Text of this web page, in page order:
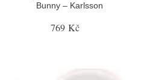
Bunny – Karlsson
769 Kč